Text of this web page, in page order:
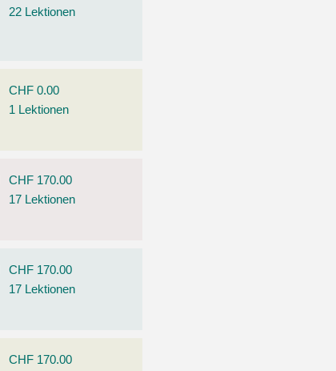
22 Lektionen
CHF 0.00
1 Lektionen
CHF 170.00
17 Lektionen
CHF 170.00
17 Lektionen
CHF 170.00